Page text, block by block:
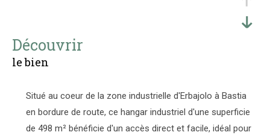
découvrir
le bien
Situé au coeur de la zone industrielle d'Erbajolo à Bastia
en bordure de route, ce hangar industriel d'une superficie
de 498 m² bénéficie d'un accès direct et facile, idéal pour